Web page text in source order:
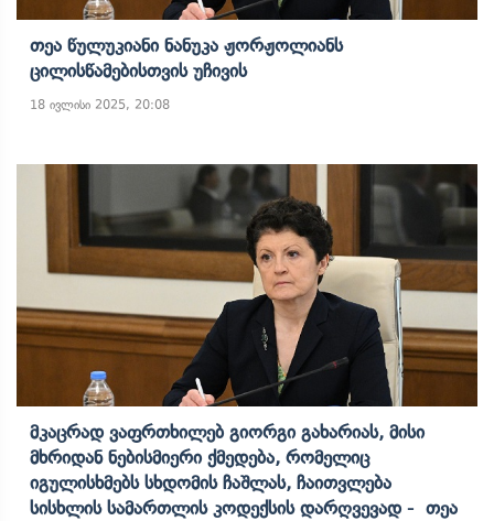
Თეა Წულუკიანი Ნანუკა Ჟორჟოლიანს
Ცილისწამებისთვის Უჩივის
18 ივლისი 2025, 20:08
Მკაცრად Ვაფრთხილებ Გიორგი Გახარიას, Მისი
Მხრიდან Ნებისმიერი Ქმედება, Რომელიც
Იგულისხმებს Სხდომის Ჩაშლას, Ჩაითვლება
Სისხლის Სამართლის Კოდექსის Დარღვევად - Თეა